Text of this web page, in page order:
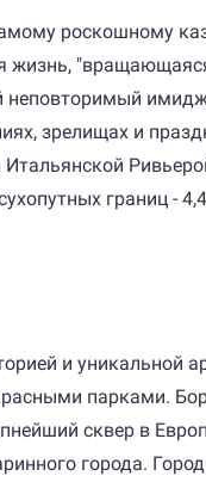
роскошному
неповторимый
зрелищах и
границ -
и уникальной
парками.
сквер в
города.